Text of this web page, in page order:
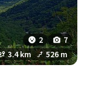
2
7
3.4 km 526 m